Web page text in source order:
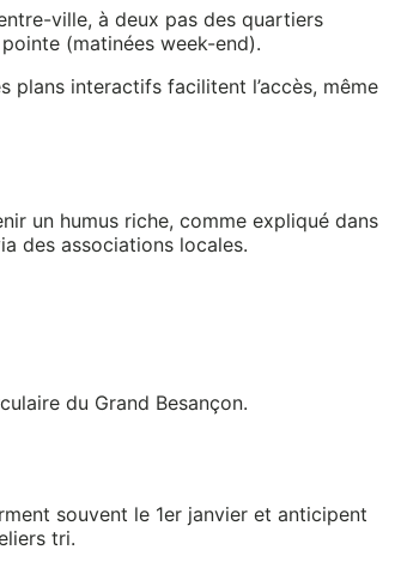
ville, à deux pas des quartiers
(matinées week-end).
plans interactifs facilitent l’accès, même
un humus riche, comme expliqué dans
des associations locales.
du Grand Besançon.
souvent le 1er janvier et anticipent
tri.